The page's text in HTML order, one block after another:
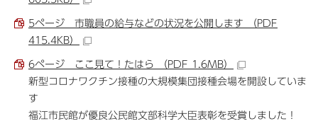
5ページ 市職員の給与などの状況を公開します （PDF
415.4KB）
6ページ ここ見て！たはら （PDF 1.6MB）
新型コロナワクチン接種の大規模集団接種会場を開設していま
す
福江市民館が優良公民館文部科学大臣表彰を受賞しました！